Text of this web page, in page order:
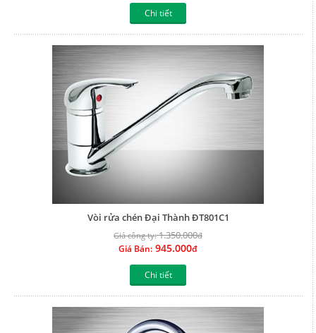
Chi tiết
Vòi rửa chén Đại Thành ĐT801C1
Giá công ty:1.350.000đ
Giá Bán: 945.000đ
Chi tiết